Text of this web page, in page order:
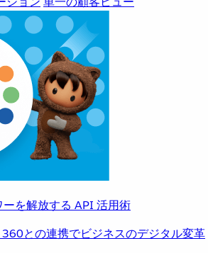
を解放する API 活用術
との連携でビジネスのデジタル変革